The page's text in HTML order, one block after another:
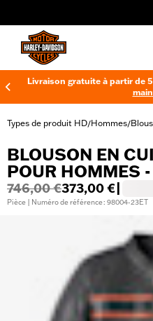
Livraison gratuite à partir de
Types de produit HD/Hommes/
BLOUSON EN
POUR HOMMES
746,00 €373,00 €
Pièce | Numéro de référence : 98004-23ET